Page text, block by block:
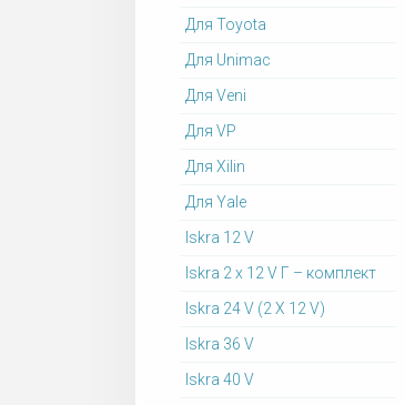
Для Toyota
Для Unimac
Для Veni
Для VP
Для Xilin
Для Yale
Iskra 12 V
Iskra 2 x 12 V Г – комплект
Iskra 24 V (2 X 12 V)
Iskra 36 V
Iskra 40 V